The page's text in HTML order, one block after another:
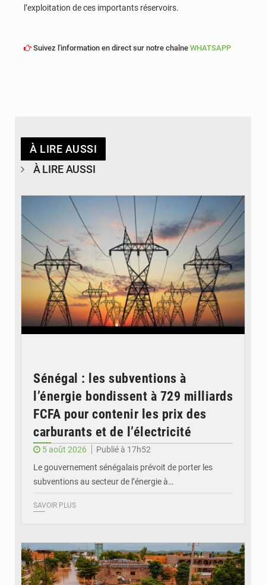
l’exploitation de ces importants réservoirs.
Suivez l'information en direct sur notre chaîne WHATSAPP
À LIRE AUSSI
À LIRE AUSSI
Sénégal : les subventions à
l’énergie bondissent à 729 milliards
FCFA pour contenir les prix des
carburants et de l’électricité
5 août 2026
Publié à 17h52
Le gouvernement sénégalais prévoit de porter les
subventions au secteur de l’énergie à…
SAVOIR PLUS